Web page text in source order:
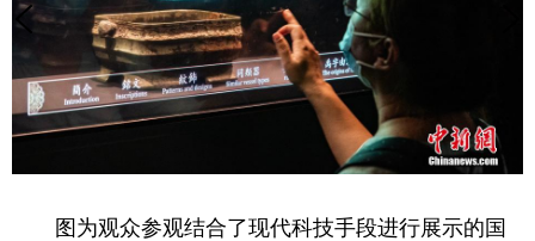
图为观众参观结合了现代科技手段进行展示的国